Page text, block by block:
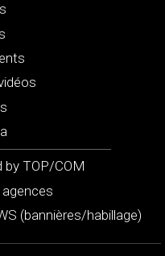
by TOP/COM
agences
(bannières/habillage)